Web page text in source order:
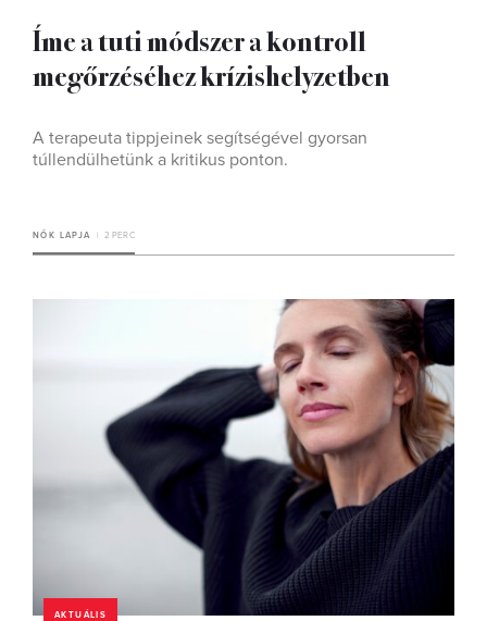
Íme a tuti módszer a kontroll
megőrzéséhez krízishelyzetben
A terapeuta tippjeinek segítségével gyorsan
túllendülhetünk a kritikus ponton.
NŐK LAPJA 2 PERC
AKTUÁLIS